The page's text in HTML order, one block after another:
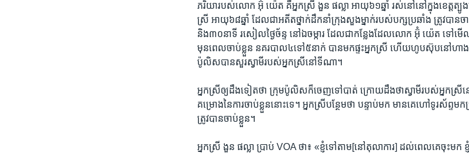
ភរិយា​របស់​លោក អ៊ុំ យ៉េត គឺ​អ្នកស្រី ងួន ផល្លា អាយុ​៦១​ឆ្នាំ រស់​នៅ​នៅ​ក្នុង​ខេត្ត​ត្បូ
ស្រី ​អាយុ​៦៨​ឆ្នាំ ដែល​ជាអតីត​ថ្នាក់ដឹកនាំ​ក្រុង​សួង​ម្នាក់​របស់​បក្ស​ប្រឆាំង​ ត្រូវ​បា
និង​៣០នាទី រសៀលថ្ងៃ​ច័ន្ទ នៅ​ឯ​ចម្ការ ដែល​ជា​កន្លែង​ដែល​លោក​ អ៊ុំ យ៉េត ទៅ​មើល​ជ
មុន​ពេល​ចាប់​ខ្លួន នគរបាល៤ទៅ​៥នាក់ បាន​មក​ផ្ទះ​អ្នកស្រី ហើយ​ហូប​ស៊ុប​នៅ​ហា
ប៉ូលិស​បាន​សួរស្វាមីរបស់​អ្នកស្រី​នៅ​ទី​ណា។
អ្នកស្រី​ឲ្យ​ដឹង​ទៀត​ថា​ ក្រុម​ប៉ូលិស​ក៏​ចេញ​ទៅ​បាត់ ក្រោយ​ដឹង​ថា​ស្វាមី​របស់​អ្នកស្រី​នៅ​
គម្រោង​នៃ​ការ​ចាប់​ខ្លួន​នោះ​ទេ​។ អ្នកស្រី​បន្ថែម​ថា ​បន្ទាប់​មក មាន​គេ​ហៅ​ទូរស័ព្ទ​
ត្រូវ​បាន​ចាប់​ខ្លួន។
អ្នកស្រី ងួន ផល្លា ប្រាប់​ VOA​ ថា៖ «ខ្ញុំ​ទៅ​តាម[នៅ​តុលាការ] ដល់​ពេល​គេ​ចុះ​មក ខ្